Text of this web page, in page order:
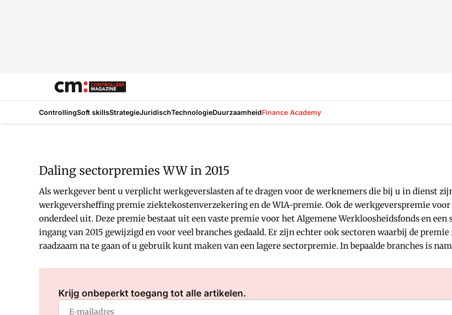
ControllingSoft skillsStrategieJuridischTechnologieDuurzaamheidFinance Academy
Daling sectorpremies WW in 2015
Als werkgever bent u verplicht werkgeverslasten af te dragen voor de werknemers die bij u in dienst
werkgeversheffing premie ziektekostenverzekering en de WIA-premie. Ook de werkgeverspremie
onderdeel uit. Deze premie bestaat uit een vaste premie voor het Algemene Werkloosheidsfonds en
ingang van 2015 gewijzigd en voor veel branches gedaald. Er zijn echter ook sectoren waarbij de
raadzaam na te gaan of u gebruik kunt maken van een lagere sectorpremie. In bepaalde branches is
Krijg onbeperkt toegang tot alle artikelen.